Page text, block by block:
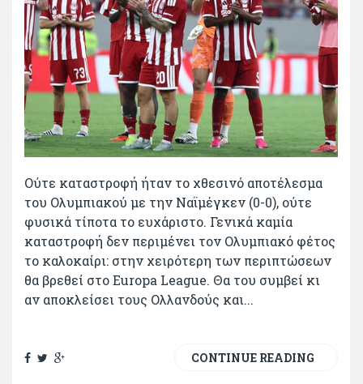
Ούτε καταστροφή ήταν το χθεσινό αποτέλεσμα
του Ολυμπιακού με την Ναϊμέγκεν (0-0), ούτε
φυσικά τίποτα το ευχάριστο. Γενικά καμία
καταστροφή δεν περιμένει τον Ολυμπιακό φέτος
το καλοκαίρι: στην χειρότερη των περιπτώσεων
θα βρεθεί στο Europa League. Θα του συμβεί κι
αν αποκλείσει τους Ολλανδούς και...
CONTINUE READING